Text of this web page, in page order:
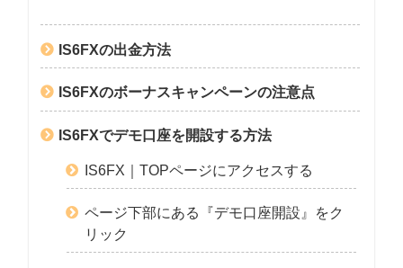
IS6FXの出金方法
IS6FXのボーナスキャンペーンの注意点
IS6FXでデモ口座を開設する方法
IS6FX｜TOPページにアクセスする
ページ下部にある『デモ口座開設』をク
リック